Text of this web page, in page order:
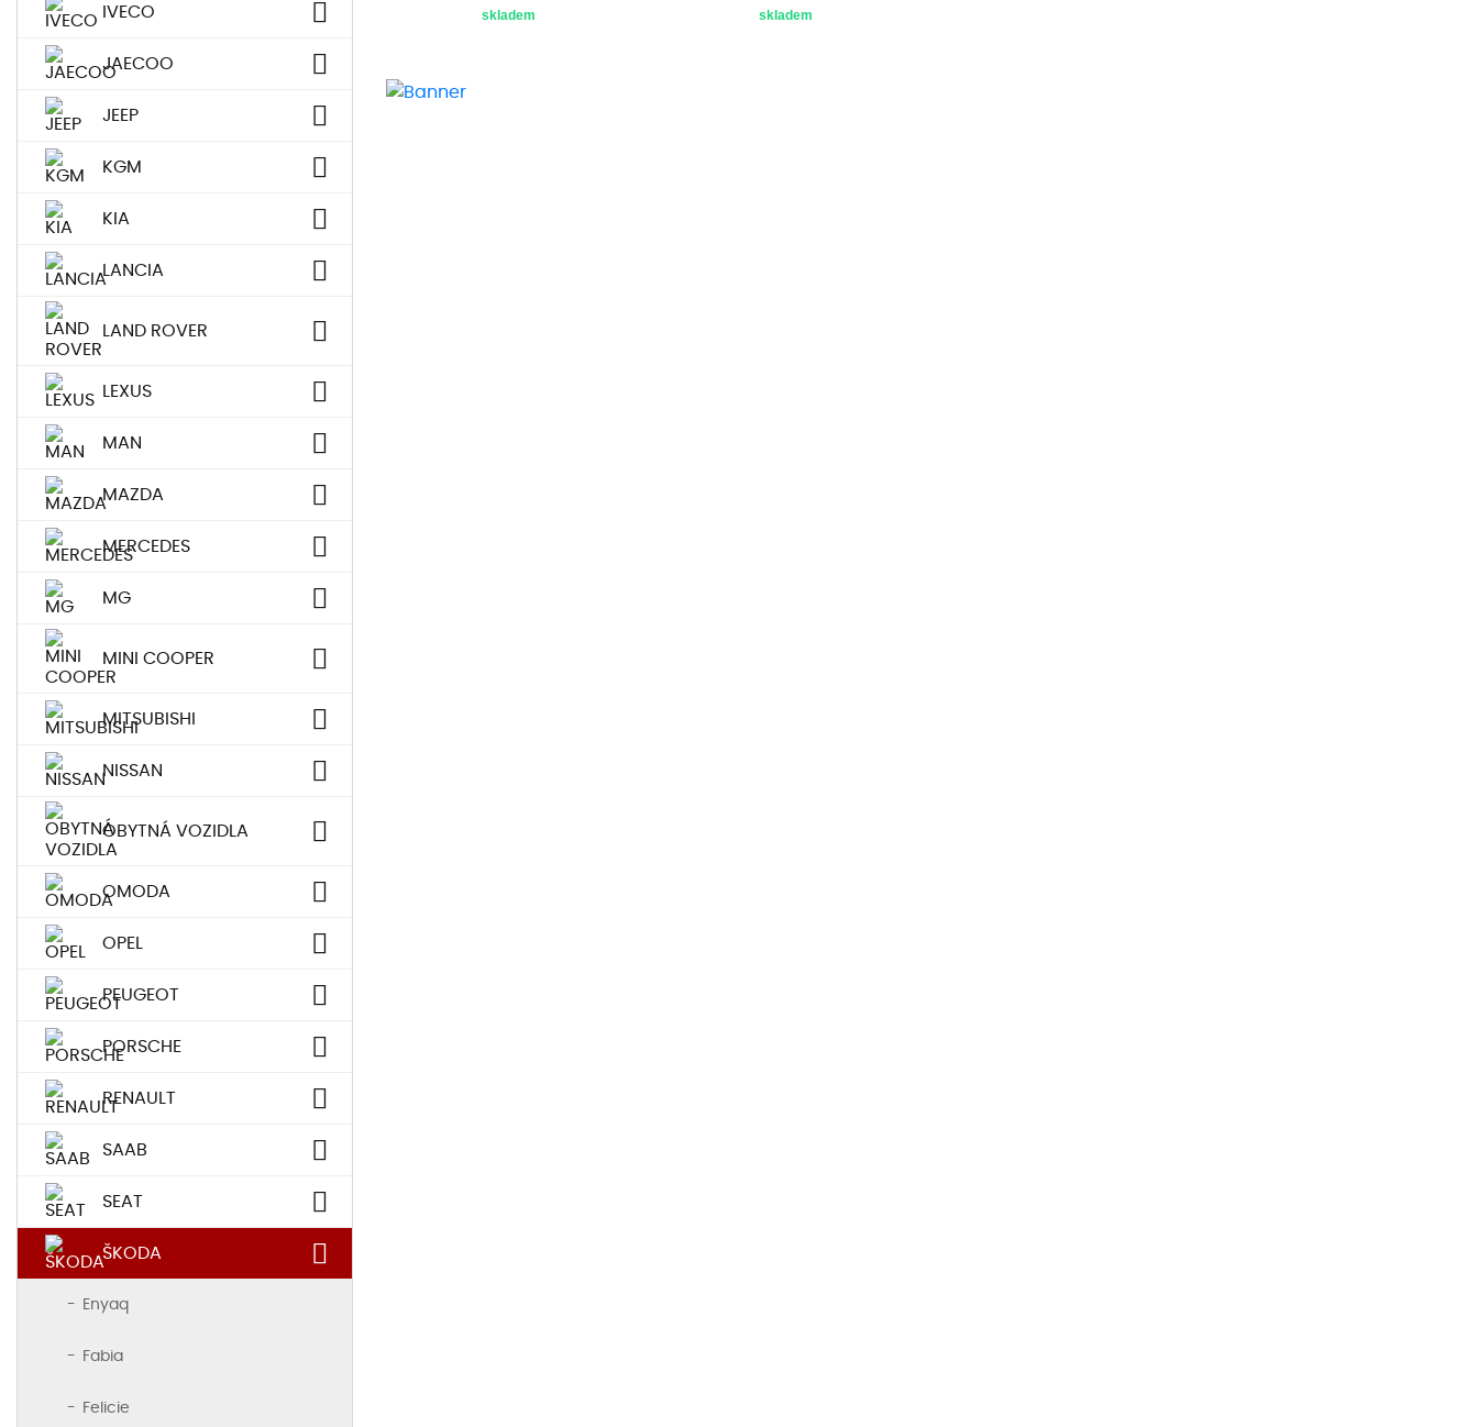
IVECO
JAECOO
JEEP
KGM
KIA
LANCIA
LAND ROVER
LEXUS
MAN
MAZDA
MERCEDES
MG
MINI COOPER
MITSUBISHI
NISSAN
OBYTNÁ VOZIDLA
OMODA
OPEL
PEUGEOT
PORSCHE
RENAULT
SAAB
SEAT
ŠKODA
Enyaq
Fabia
Felicie
skladem skladem